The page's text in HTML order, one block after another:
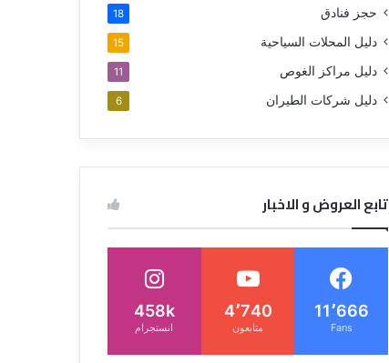
حجز فنادق 18
دليل المحلات السياحية 15
دليل مراكز الغوص 11
دليل شركات الطيران 6
تابع العروض و الاخبار
11٬666
Fans
4٬740
متابعون
458k
انستجرام